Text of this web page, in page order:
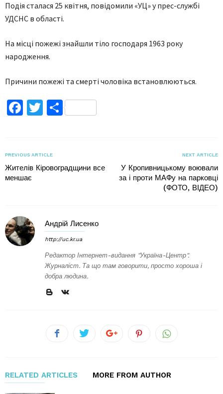
Подія сталася 25 квітня, повідомили «УЦ» у прес-службі
УДСНС в області.
На місці пожежі знайшли тіло господаря 1963 року
народження.
Причини пожежі та смерті чоловіка встановлюються.
Facebook
TwitterПоділитися
PREVIOUS ARTICLE
Жителів Кіровоградщини все
меншає
NEXT ARTICLE
У Кропивницькому воювали
за і проти МАФу на парковці
(ФОТО, ВІДЕО)
Андрій Лисенко
http://uc.kr.ua
Редактор Інтернет-видання "Україна-Центр".
Журналіст. Та що там говорити, просто хороша і
добра людина.
RELATED ARTICLES MORE FROM AUTHOR